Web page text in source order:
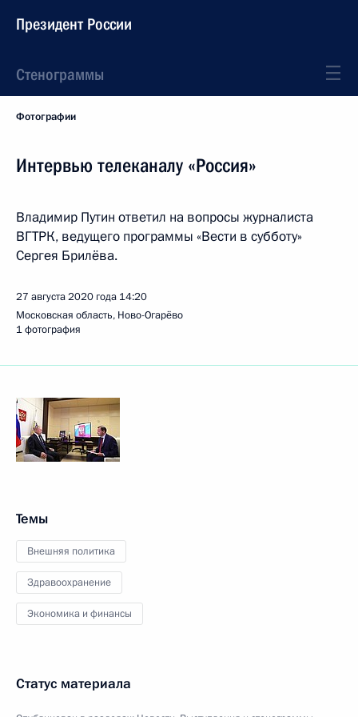
Президент России
Стенограммы
Фотографии
Интервью телеканалу «Россия»
Владимир Путин ответил на вопросы журналиста
ВГТРК, ведущего программы «Вести в субботу»
Сергея Брилёва.
27 августа 2020 года 14:20
Московская область, Ново-Огарёво
1 фотография
Темы
Внешняя политика
Здравоохранение
Экономика и финансы
Статус материала